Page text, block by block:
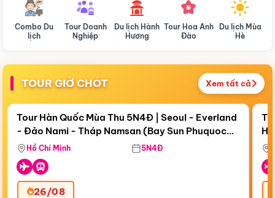
Combo Du
lịch
Tour Doanh
Nghiệp
Du lịch Hành
Hương
Tour Hoa Anh
Đào
Du lịch Mùa
Hè
TOUR GIỜ CHÓT Xem tất cả
Còn18 ngày 13:18:49
Bay Sun Phuquoc Airways
Điểm nổi bật
Tour Hàn Quốc Mùa Thu 5N4Đ | Seoul - Everland
- Đảo Nami - Tháp Namsan (Bay Sun Phuquoc
Airways)
Hồ Chí Minh 5N4Đ
26/08